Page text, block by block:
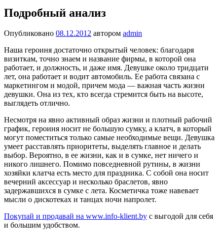
Подробный анализ
Опубликовано 08.12.2012 автором admin
Наша героиня достаточно открытый человек: благодаря
визиткам, точно знаем и название фирмы, в которой она
работает, и должность, и даже имя. Девушке около тридцати
лет, она работает и водит автомобиль. Ее работа связана с
маркетингом и модой, причем мода — важная часть жизни
девушки. Она из тех, кто всегда стремится быть на высоте,
выглядеть отлично.
Несмотря на явно активный образ жизни и плотный рабочий
график, героиня носит не большую сумку, а клатч, в который
могут поместиться только самые необходимые вещи. Девушка
умеет расставлять приоритеты, выделять главное и делать
выбор. Вероятно, в ее жизни, как и в сумке, нет ничего и
никого лишнего. Помимо повседневной рутины, в жизни
хозяйки клатча есть место для праздника. С собой она носит
вечерний аксессуар и несколько браслетов, явно
задержавшихся в сумке с лета. Косметичка тоже навевает
мысли о дискотеках и танцах ночи напролет.
Покупай и продавай на www.info-klient.by с выгодой для себя
и большим удобством.